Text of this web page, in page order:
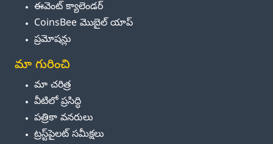
ఈవెంట్ క్యాలెండర్
CoinsBee మొబైల్ యాప్
ప్రమోషన్లు
మా గురించి
మా చరిత్ర
వీటిలో ప్రసిద్ధి
పత్రికా వనరులు
ట్రస్ట్‌పైలట్ సమీక్షలు